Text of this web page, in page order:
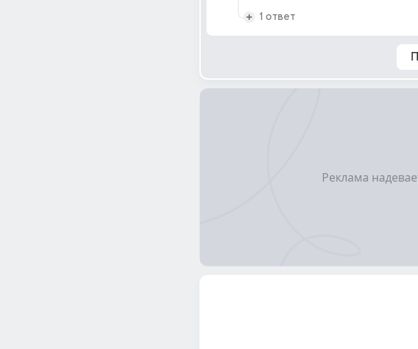
1 ответ